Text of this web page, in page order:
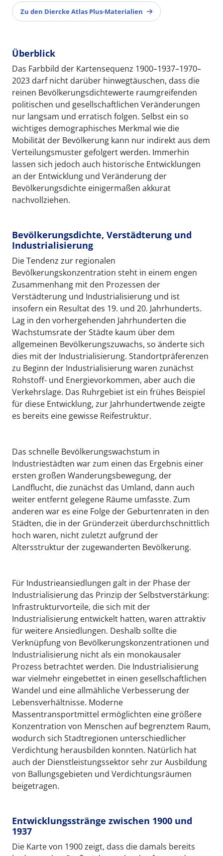
Zu den Diercke Atlas Plus-Materialien
Überblick
Das Farbbild der Kartensequenz 1900–1937–1970–
2023 darf nicht darüber hinwegtäuschen, dass die
reinen Bevölkerungsdichtewerte raumgreifenden
politischen und gesellschaftlichen Veränderungen
nur langsam und erratisch folgen. Selbst ein so
wichtiges demographisches Merkmal wie die
Mobilität der Bevölkerung kann nur indirekt aus dem
Verteilungsmuster gefolgert werden. Immerhin
lassen sich jedoch auch historische Entwicklungen
an der Entwicklung und Veränderung der
Bevölkerungsdichte einigermaßen akkurat
nachvollziehen.
Bevölkerungsdichte, Verstädterung und
Industrialisierung
Die Tendenz zur regionalen
Bevölkerungskonzentration steht in einem engen
Zusammenhang mit den Prozessen der
Verstädterung und Industrialisierung und ist
insofern ein Resultat des 19. und 20. Jahrhunderts.
Lag in den vorhergehenden Jahrhunderten die
Wachstumsrate der Städte kaum über dem
allgemeinen Bevölkerungszuwachs, so änderte sich
dies mit der Industrialisierung. Standortpräferenzen
zu Beginn der Industrialisierung waren zunächst
Rohstoff- und Energievorkommen, aber auch die
Verkehrslage. Das Ruhrgebiet ist ein frühes Beispiel
für diese Entwicklung, zur Jahrhundertwende zeigte
es bereits eine gewisse Reifestruktur.
Das schnelle Bevölkerungswachstum in
Industriestädten war zum einen das Ergebnis einer
ersten großen Wanderungsbewegung, der
Landflucht, die zunächst das Umland, dann auch
weiter entfernt gelegene Räume umfasste. Zum
anderen war es eine Folge der Geburtenraten in den
Städten, die in der Gründerzeit überdurchschnittlich
hoch waren, nicht zuletzt aufgrund der
Altersstruktur der zugewanderten Bevölkerung.
Für Industrieansiedlungen galt in der Phase der
Industrialisierung das Prinzip der Selbstverstärkung:
Infrastrukturvorteile, die sich mit der
Industrialisierung entwickelt hatten, waren attraktiv
für weitere Ansiedlungen. Deshalb sollte die
Verknüpfung von Bevölkerungskonzentrationen und
Industrialisierung nicht als ein monokausaler
Prozess betrachtet werden. Die Industrialisierung
war vielmehr eingebettet in einen gesellschaftlichen
Wandel und eine allmähliche Verbesserung der
Lebensverhältnisse. Moderne
Massentransportmittel ermöglichten eine größere
Konzentration von Menschen auf begrenztem Raum,
wodurch sich Stadtregionen unterschiedlicher
Verdichtung herausbilden konnten. Natürlich hat
auch der Dienstleistungssektor sehr zur Ausbildung
von Ballungsgebieten und Verdichtungsräumen
beigetragen.
Entwicklungsstränge zwischen 1900 und
1937
Die Karte von 1900 zeigt, dass die damals bereits